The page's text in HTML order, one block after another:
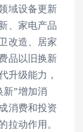
域设备更新
、家电产品
改造、居家
品以旧换新
升级能力，
”增加消
消费和投资
动作用。